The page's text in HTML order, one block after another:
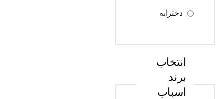
انتخاب
برند
اسباب